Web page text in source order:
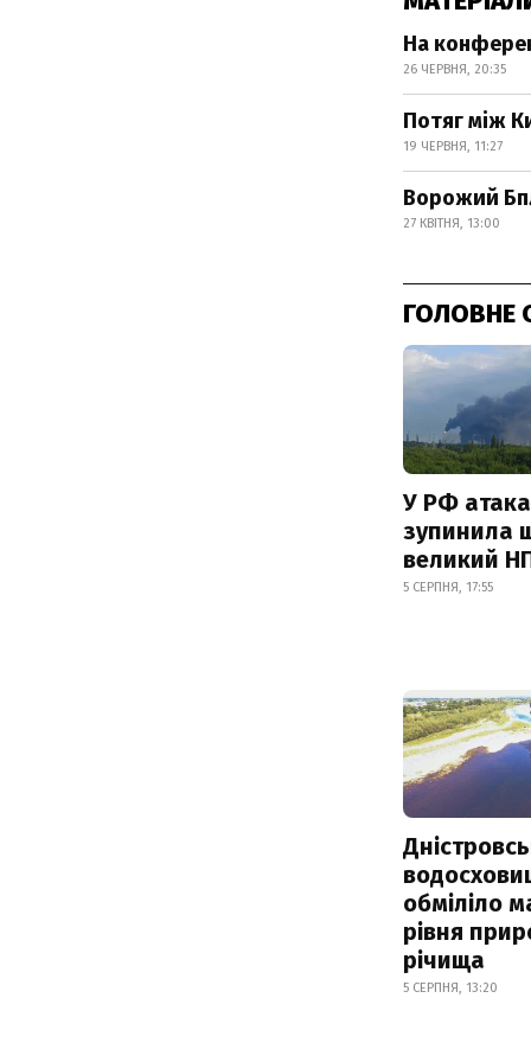
На
26 ЧЕРВНЯ, 20:35
Потяг між
19 ЧЕРВНЯ, 11:27
Ворожий
27 КВІТНЯ, 13:00
ГОЛОВНЕ
У РФ
зупинила
великий
5 СЕРПНЯ, 17:55
обміліло
рівня
річища
5 СЕРПНЯ, 13:20